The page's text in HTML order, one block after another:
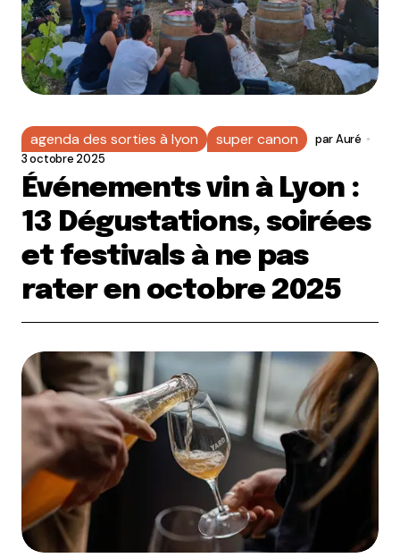
agenda des sorties à lyon super canon parAuré
3 octobre 2025
Événements vin à Lyon :
13 Dégustations, soirées
et festivals à ne pas
rater en octobre 2025